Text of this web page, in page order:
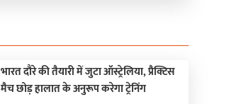
भारत दौरे की तैयारी में जुटा ऑस्ट्रेलिया, प्रैक्टिस
मैच छोड़ हालात के अनुरूप करेगा ट्रेनिंग